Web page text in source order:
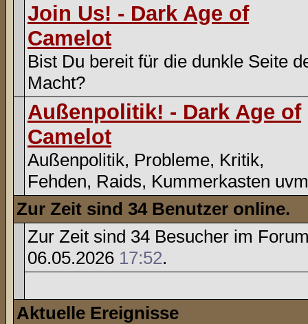
Join Us! - Dark Age of
Camelot
Bist Du bereit für die dunkle Seite
Macht?
Außenpolitik! - Dark Age of
Camelot
Außenpolitik, Probleme, Kritik,
Fehden, Raids, Kummerkasten
Zur Zeit sind 34 Benutzer online.
Zur Zeit sind 34 Besucher im
06.05.2026 17:52.
Aktuelle Ereignisse